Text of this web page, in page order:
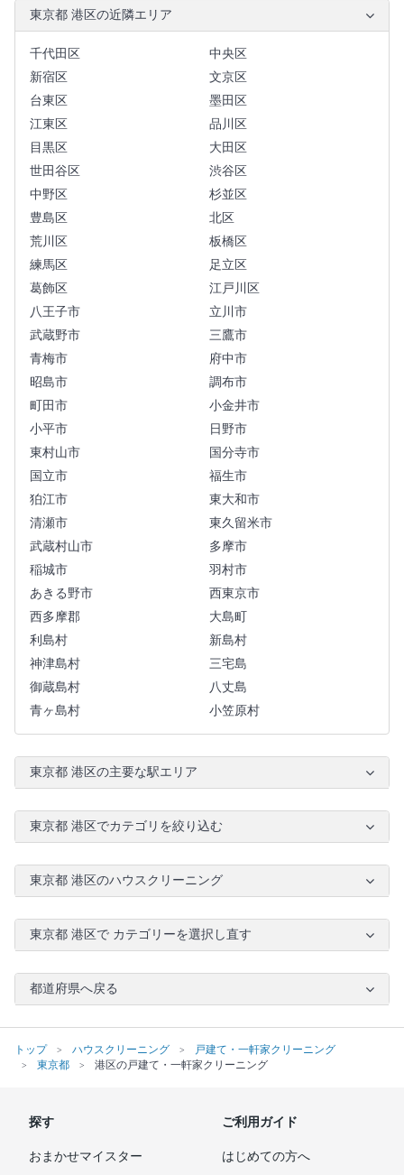
東京都 港区の近隣エリア
千代田区
中央区
新宿区
文京区
台東区
墨田区
江東区
品川区
目黒区
大田区
世田谷区
渋谷区
中野区
杉並区
豊島区
北区
荒川区
板橋区
練馬区
足立区
葛飾区
江戸川区
八王子市
立川市
武蔵野市
三鷹市
青梅市
府中市
昭島市
調布市
町田市
小金井市
小平市
日野市
東村山市
国分寺市
国立市
福生市
狛江市
東大和市
清瀬市
東久留米市
武蔵村山市
多摩市
稲城市
羽村市
あきる野市
西東京市
西多摩郡
大島町
利島村
新島村
神津島村
三宅島
御蔵島村
八丈島
青ヶ島村
小笠原村
東京都 港区の主要な駅エリア
東京都 港区でカテゴリを絞り込む
東京都 港区のハウスクリーニング
東京都 港区で カテゴリーを選択し直す
都道府県へ戻る
トップ ハウスクリーニング
戸建て・一軒家クリーニング
東京都
港区の戸建て・一軒家クリーニング
探す
おまかせマイスター
ご利用ガイド
はじめての方へ